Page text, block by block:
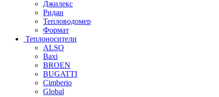
Джилекс
Ридан
Тепловодомер
Формат
Теплоносители
ALSO
Baxi
BROEN
BUGATTI
Cimberio
Global